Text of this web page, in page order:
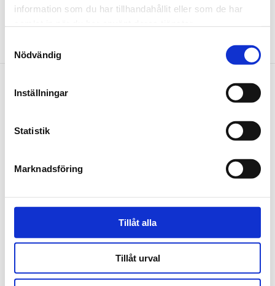
information som du har tillhandahållit eller som de har
Nödvändig
Inställningar
Statistik
Marknadsföring
Tillåt alla
Tillåt urval
Detta gäller från och med 22 februari 2026
(Trafiknytt nr 17).
Om oss
Upphandlingar
Kundservice
Bussgods i Norr AB
Om webbplatsen